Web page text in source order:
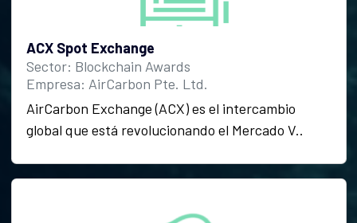
ACX Spot Exchange
Sector: Blockchain Awards
Empresa: AirCarbon Pte. Ltd.
AirCarbon Exchange (ACX) es el intercambio
global que está revolucionando el Mercado V..